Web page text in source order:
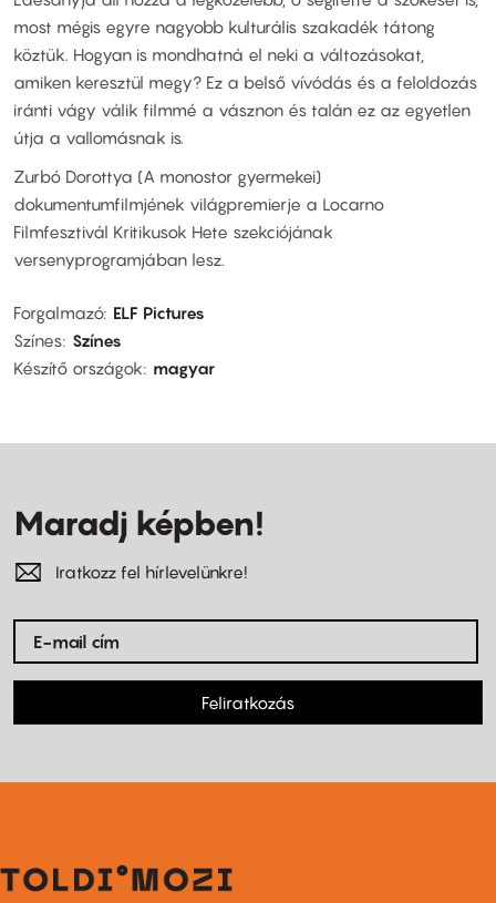
most mégis egyre nagyobb kulturális szakadék tátong
köztük. Hogyan is mondhatná el neki a változásokat,
amiken keresztül megy? Ez a belső vívódás és a feloldozás
iránti vágy válik filmmé a vásznon és talán ez az egyetlen
útja a vallomásnak is.
Zurbó Dorottya (A monostor gyermekei)
dokumentumfilmjének világpremierje a Locarno
Filmfesztivál Kritikusok Hete szekciójának
versenyprogramjában lesz.
Forgalmazó ELF Pictures
Színes Színes
Készítő országok
magyar
Maradj képben!
Iratkozz fel hírlevelünkre!
Feliratkozás